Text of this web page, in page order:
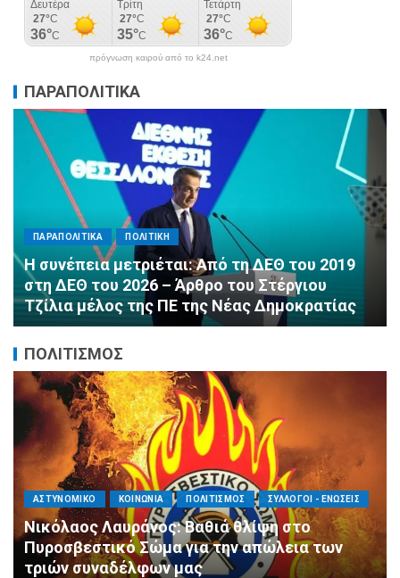
πρόγνωση καιρού από το k24.net
ΠΑΡΑΠΟΛΙΤΙΚΑ
ΠΑΡΑΠΟΛΙΤΙΚΑ ΠΟΛΙΤΙΚΗ
Αλληλεγγύη χωρίς σύνορα: 1.500
εμφιαλωμένα νερά για τους πυροσβέστες στα
Μέγαρα από τη ΔΕΕΠ Α’ Αθηνών ΝΔ και τη 2η
ΔΗΜ.Τ.Ο.
ΠΟΛΙΤΙΣΜΟΣ
ΑΓΙΟΣ ΔΗΜΗΤΡΙΟΣ ΕΚΚΛΗΣΙΑ - ΑΡΧΟΝΤΑΡΙΚΙ ΠΟΛΙΤΙΣΜΟΣ
Με κατάνυξη και λαμπρότητα ο εορτασμός
της Μεταμορφώσεως του Σωτήρος στον
Ασύρματο